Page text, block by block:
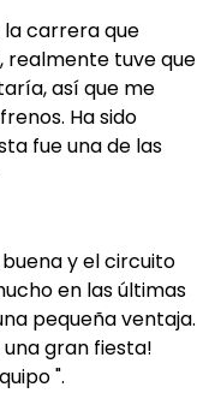
la carrera que
realmente tuve que
así que me
Ha sido
fue una de las
y el circuito
en las últimas
pequeña ventaja.
gran fiesta!
".